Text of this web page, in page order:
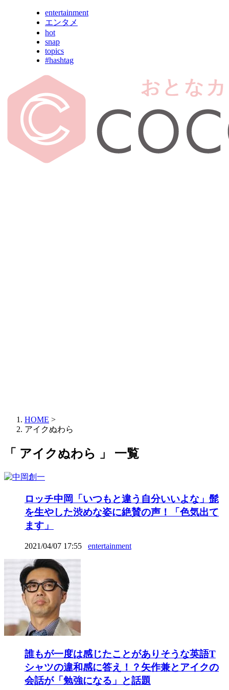
entertainment
エンタメ
hot
snap
topics
#hashtag
HOME >
アイクぬわら
「 アイクぬわら 」 一覧
ロッチ中岡「いつもと違う自分いいよな」髭
を生やした渋めな姿に絶賛の声！「色気出て
ます」
2021/04/07 17:55 entertainment
誰もが一度は感じたことがありそうな英語T
シャツの違和感に答え！？矢作兼とアイクの
会話が「勉強になる」と話題